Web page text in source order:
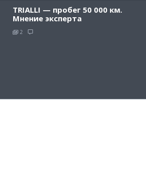
TRIALLI — пробег 50 000 км.
Мнение эксперта
2